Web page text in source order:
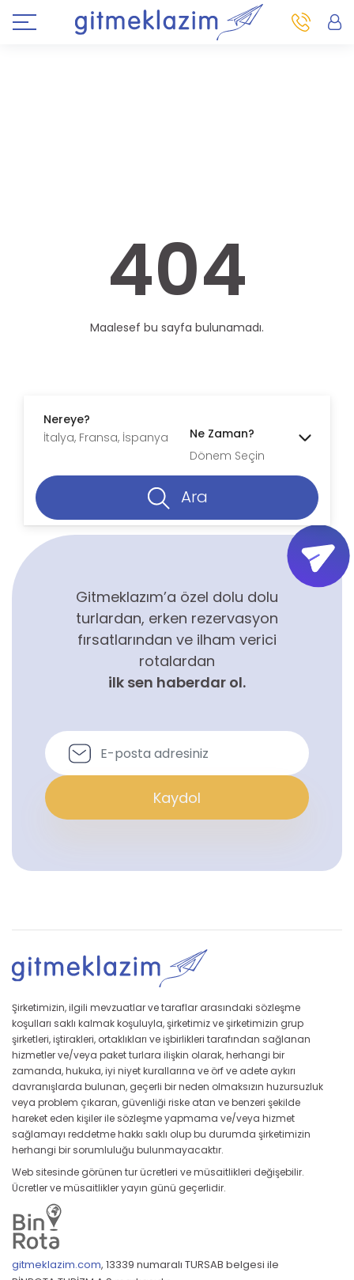
404
Maalesef bu sayfa bulunamadı.
Nereye?
Ne Zaman?
Dönem Seçin
Ara
Gitmeklazım’a özel dolu dolu
turlardan, erken rezervasyon
fırsatlarından ve ilham verici
rotalardan
ilk sen haberdar ol.
Kaydol
Şirketimizin, ilgili mevzuatlar ve taraflar arasındaki sözleşme
koşulları saklı kalmak koşuluyla, şirketimiz ve şirketimizin grup
şirketleri, iştirakleri, ortaklıkları ve işbirlikleri tarafından sağlanan
hizmetler ve/veya paket turlara ilişkin olarak, herhangi bir
zamanda, hukuka, iyi niyet kurallarına ve örf ve adete aykırı
davranışlarda bulunan, geçerli bir neden olmaksızın huzursuzluk
veya problem çıkaran, güvenliği riske atan ve benzeri şekilde
hareket eden kişiler ile sözleşme yapmama ve/veya hizmet
sağlamayı reddetme hakkı saklı olup bu durumda şirketimizin
herhangi bir sorumluluğu bulunmayacaktır.
Web sitesinde görünen tur ücretleri ve müsaitlikleri değişebilir.
Ücretler ve müsaitlikler yayın günü geçerlidir.
gitmeklazim.com, 13339 numaralı TURSAB belgesi ile